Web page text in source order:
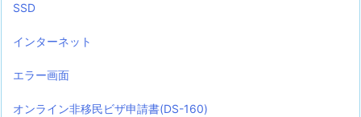
SSD
インターネット
エラー画面
オンライン非移民ビザ申請書(DS-160)